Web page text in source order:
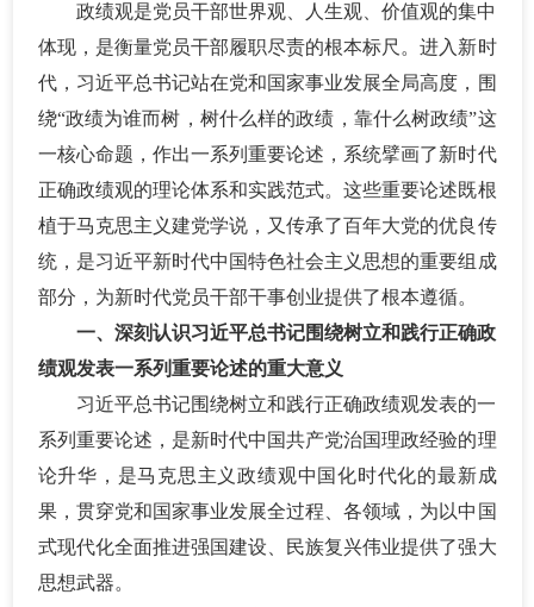
政绩观是党员干部世界观、人生观、价值观的集中
体现，是衡量党员干部履职尽责的根本标尺。进入新时
代，习近平总书记站在党和国家事业发展全局高度，围
绕“政绩为谁而树，树什么样的政绩，靠什么树政绩”这
一核心命题，作出一系列重要论述，系统擘画了新时代
正确政绩观的理论体系和实践范式。这些重要论述既根
植于马克思主义建党学说，又传承了百年大党的优良传
统，是习近平新时代中国特色社会主义思想的重要组成
部分，为新时代党员干部干事创业提供了根本遵循。
一、深刻认识习近平总书记围绕树立和践行正确政
绩观发表一系列重要论述的重大意义
习近平总书记围绕树立和践行正确政绩观发表的一
系列重要论述，是新时代中国共产党治国理政经验的理
论升华，是马克思主义政绩观中国化时代化的最新成
果，贯穿党和国家事业发展全过程、各领域，为以中国
式现代化全面推进强国建设、民族复兴伟业提供了强大
思想武器。